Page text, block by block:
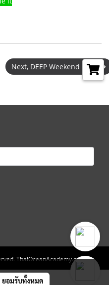
Next, DEEP Weekend - STA
ThaiOceanAcademy.com
ยอมรับทั้งหมด